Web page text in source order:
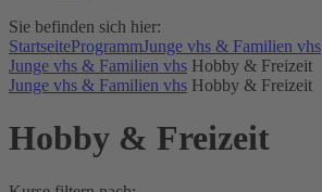
Sie befinden sich hier:
StartseiteProgrammJunge vhs & Familien vhs
Junge vhs & Familien vhs Hobby & Freizeit
Junge vhs & Familien vhs Hobby & Freizeit
Hobby & Freizeit